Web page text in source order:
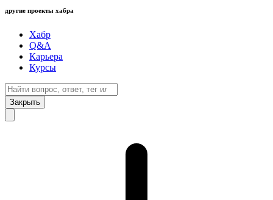
другие проекты хабра
Хабр
Q&A
Карьера
Курсы
Закрыть